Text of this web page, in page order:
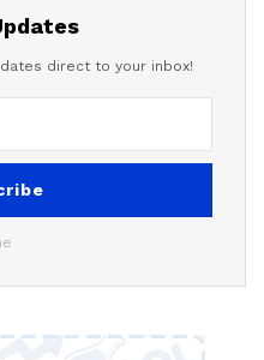
direct to your inbox!